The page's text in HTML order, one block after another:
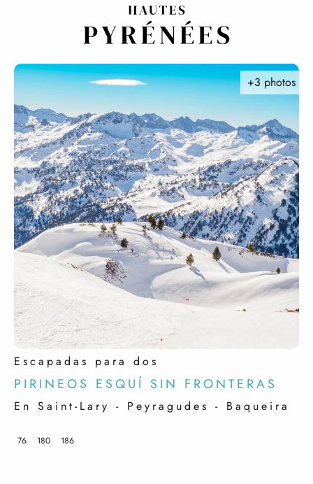
Escapadas para dos
PIRINEOS ESQUÍ SIN FRONTERAS
En Saint-Lary - Peyragudes - Baqueira
+3 photos
76 180 186